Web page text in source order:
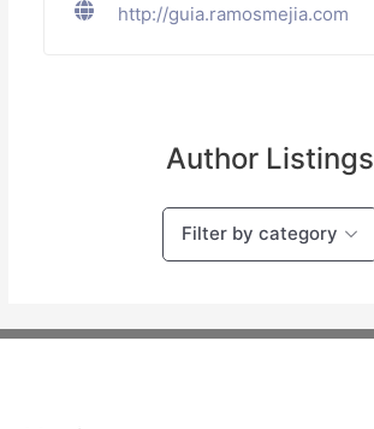
http://guia.ramosmejia.com
Author Listings
Filter by category